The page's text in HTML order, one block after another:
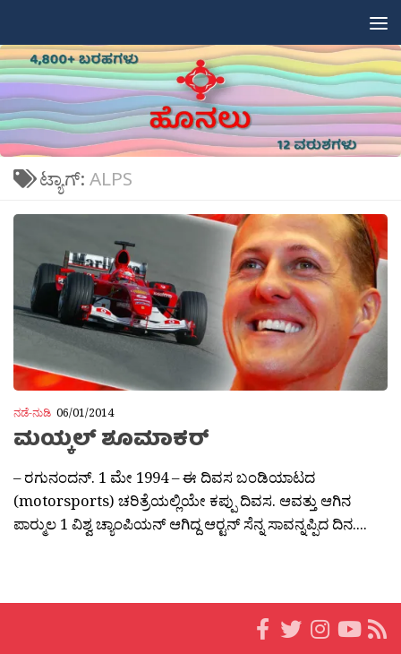
ಟ್ಯಾಗ್: ALPS
ನಡೆ-ನುಡಿ 06/01/2014
ಮಯ್ಕಲ್ ಶೂಮಾಕರ್
– ರಗುನಂದನ್. 1 ಮೇ 1994 – ಈ ದಿವಸ ಬಂಡಿಯಾಟದ
(motorsports) ಚರಿತ್ರೆಯಲ್ಲಿಯೇ ಕಪ್ಪು ದಿವಸ. ಆವತ್ತು ಆಗಿನ
ಪಾರ್‍ಮುಲ 1 ವಿಶ್ವ ಚ್ಯಾಂಪಿಯನ್ ಆಗಿದ್ದ ಆರ್‍ಟನ್ ಸೆನ್ನ ಸಾವನ್ನಪ್ಪಿದ ದಿನ....